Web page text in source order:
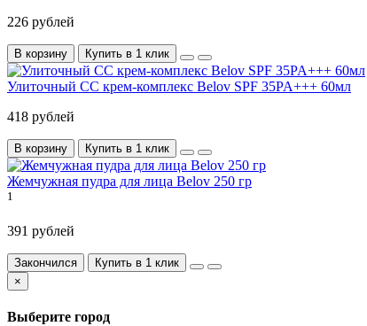
226 рублей
В корзину Купить в 1 клик
Улиточный СС крем-комплекс Belov SPF 35PA+++ 60мл
418 рублей
В корзину Купить в 1 клик
Жемчужная пудра для лица Belov 250 гр
1
391 рублей
Закончился
Купить в 1 клик
×
Выберите город